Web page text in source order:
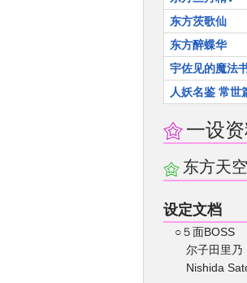
东方茨歌仙
东方醉蝶华
宇佐见的魔法
人妖名鉴 常世
一设
东方天
设定文档
○５面BOSS
尔子田里乃
Nishida